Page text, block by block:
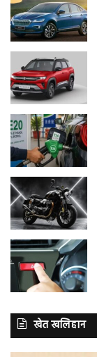
खेत खलिहान